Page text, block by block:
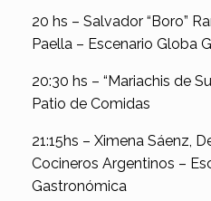
20 hs – Salvador “Boro”
Paella – Escenario Globa
20:30 hs – “Mariachis de
Patio de Comidas
21:15hs – Ximena Sáenz,
Cocineros Argentinos –
Gastronómica